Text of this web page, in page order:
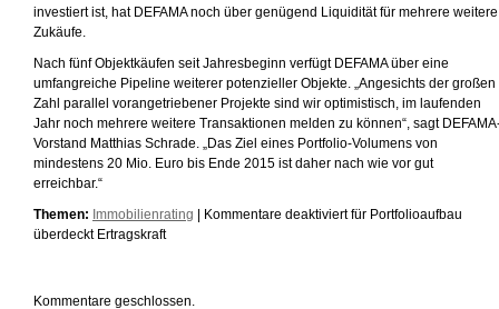
investiert ist, hat DEFAMA noch über genügend Liquidität für mehrere weitere
Zukäufe.
Nach fünf Objektkäufen seit Jahresbeginn verfügt DEFAMA über eine
umfangreiche Pipeline weiterer potenzieller Objekte. „Angesichts der großen
Zahl parallel vorangetriebener Projekte sind wir optimistisch, im laufenden
Jahr noch mehrere weitere Transaktionen melden zu können“, sagt
Vorstand Matthias Schrade. „Das Ziel eines Portfolio-Volumens von
mindestens 20 Mio. Euro bis Ende 2015 ist daher nach wie vor gut
erreichbar.“
Themen: Immobilienrating Kommentare deaktiviertfür Portfolioaufbau
überdeckt Ertragskraft
Kommentare geschlossen.